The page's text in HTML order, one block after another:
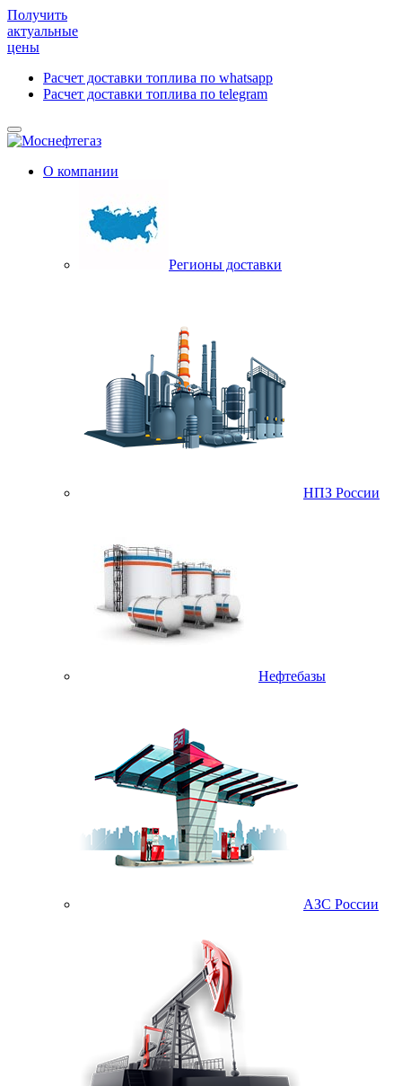
Получить
актуальные
цены
Расчет доставки топлива по whatsapp
Расчет доставки топлива по telegram
О компании
Регионы доставки
НПЗ России
Нефтебазы
АЗС России